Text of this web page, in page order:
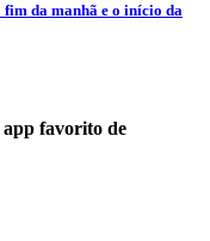
da manhã e o início da
app favorito de